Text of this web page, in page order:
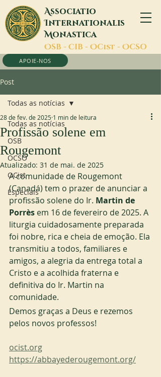
Associatio
Internationalis
Monastica
OSB - CIB - OCist - OCSO
APOIE-NOS
Post
Todas as notícias
OSB
OCSO
OCist
Especiais
Todas as notícias
Profissão solene em
Rougemont
28 de fev. de 2025 1 min de leitura
Atualizado: 31 de mai. de 2025
A comunidade de Rougemont
(Canadá) tem o prazer de anunciar a
profissão solene do Ir. Martin de
Porrès em 16 de fevereiro de 2025. A
liturgia cuidadosamente preparada
foi nobre, rica e cheia de emoção. Ela
transmitiu a todos, familiares e
amigos, a alegria da entrega total a
Cristo e a acolhida fraterna e
definitiva do Ir. Martin na
comunidade.
Demos graças a Deus e rezemos
pelos novos professos!
ocist.org
https://abbayederougemont.org/